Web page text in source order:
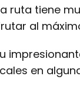
ruta tiene
al
en